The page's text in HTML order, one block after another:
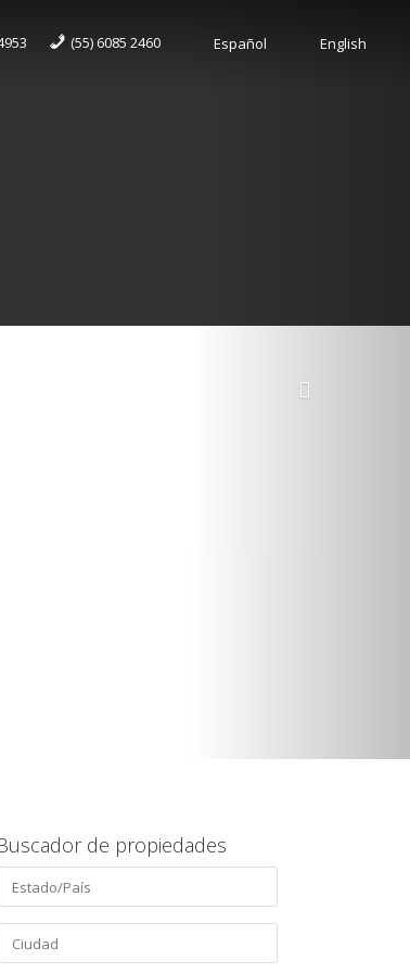
(55) 6085 2460 Español English
de propiedades